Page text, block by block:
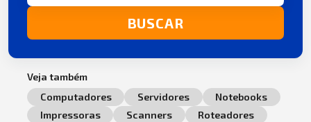
BUSCAR
Veja também
Computadores
Servidores
Notebooks
Impressoras
Scanners
Roteadores